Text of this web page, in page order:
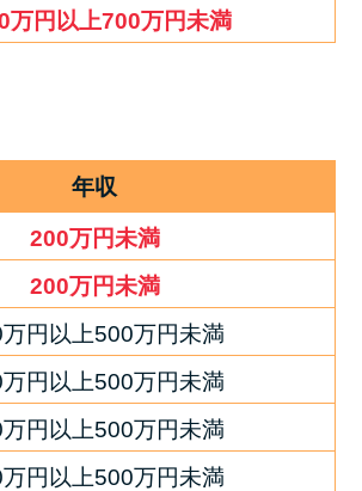
万円以上700万円未満
年収
200万円未満
200万円未満
円以上500万円未満
円以上500万円未満
円以上500万円未満
円以上500万円未満